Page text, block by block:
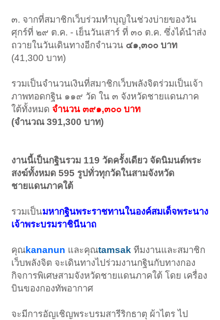
๓. จากที่สมาชิกเว็บร่วมทำบุญในช่วงบ่ายของวัน
ศุกร์ที่ ๒๙ ต.ค. - เย็นวันเสาร์ ที่ ๓๐ ต.ค. ซึ่งได้นำส่ง
ถวายในวันเดินทางอีกจำนวน ๔๑,๓๐๐ บาท
(41,300 บาท)
รวมเป็นจำนวนเงินที่สมาชิกเว็บพลังจิตร่วมเป็นเจ้า
ภาพทอดกฐิน ๑๑๙ วัด ใน ๓ จังหวัดชายแดนภาค
ใต้ทั้งหมด จำนวน ๓๙๑,๓๐๐ บาท
(จำนวณ 391,300 บาท)
งานนี้เป็นกฐินรวม 119 วัดครั้งเดียว จัดนิมนต์พระ
สงฆ์ทั้งหมด 595 รูปทั่วทุกวัดในสามจังหวัด
ชายแดนภาคใต้
รวมเป็นมหากฐินพระราชทานในองค์สมเด็จพระนาง
เจ้าพระบรมราชินีนาถ
คุณkananun และคุณtamsak ทีมงานและสมาชิก
เว็บพลังจิต จะเดินทางไปร่วมงานกฐินกับทางกอง
กิจการพิเศษสามจังหวัดชายแดนภาคใต้ โดย เครื่อง
บินของกองทัพอากาศ
จะมีการอัญเชิญพระบรมสารีริกธาตุ ผ้าไตร ไป